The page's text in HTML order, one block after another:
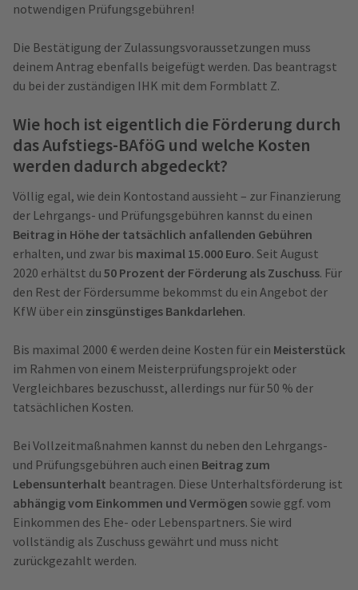
notwendigen Prüfungsgebühren!
Die Bestätigung der Zulassungsvoraussetzungen muss
deinem Antrag ebenfalls beigefügt werden. Das beantragst
du bei der zuständigen IHK mit dem Formblatt Z.
Wie hoch ist eigentlich die Förderung durch
das Aufstiegs-BAföG und welche Kosten
werden dadurch abgedeckt?
Völlig egal, wie dein Kontostand aussieht – zur Finanzierung
der Lehrgangs- und Prüfungsgebühren kannst du einen
Beitrag in Höhe der tatsächlich anfallenden Gebühren
erhalten, und zwar bis maximal 15.000 Euro. Seit August
2020 erhältst du 50 Prozent der Förderung als Zuschuss. Für
den Rest der Fördersumme bekommst du ein Angebot der
KfW über ein zinsgünstiges Bankdarlehen.
Bis maximal 2000 € werden deine Kosten für ein Meisterstück
im Rahmen von einem Meisterprüfungsprojekt oder
Vergleichbares bezuschusst, allerdings nur für 50 % der
tatsächlichen Kosten.
Bei Vollzeitmaßnahmen kannst du neben den Lehrgangs-
und Prüfungsgebühren auch einen Beitrag zum
Lebensunterhalt beantragen. Diese Unterhaltsförderung ist
abhängig vom Einkommen und Vermögen sowie ggf. vom
Einkommen des Ehe- oder Lebenspartners. Sie wird
vollständig als Zuschuss gewährt und muss nicht
zurückgezahlt werden.